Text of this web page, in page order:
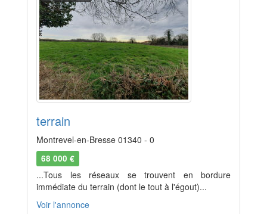
terrain
Montrevel-en-Bresse 01340 - 0
68 000 €
...Tous les réseaux se trouvent en bordure
immédiate du terrain (dont le tout à l'égout)...
Voir l'annonce